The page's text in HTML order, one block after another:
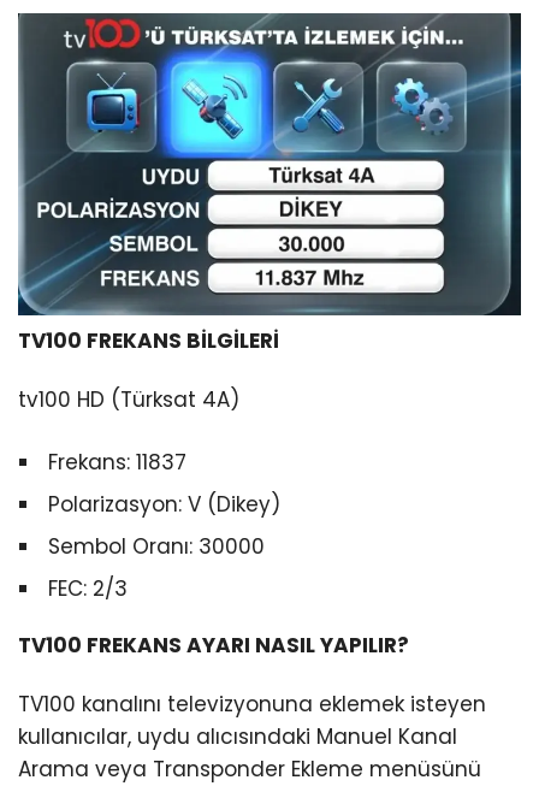
TV100 FREKANS BİLGİLERİ
tv100 HD (Türksat 4A)
Frekans: 11837
Polarizasyon: V (Dikey)
Sembol Oranı: 30000
FEC: 2/3
TV100 FREKANS AYARI NASIL YAPILIR?
TV100 kanalını televizyonuna eklemek isteyen
kullanıcılar, uydu alıcısındaki Manuel Kanal
Arama veya Transponder Ekleme menüsünü